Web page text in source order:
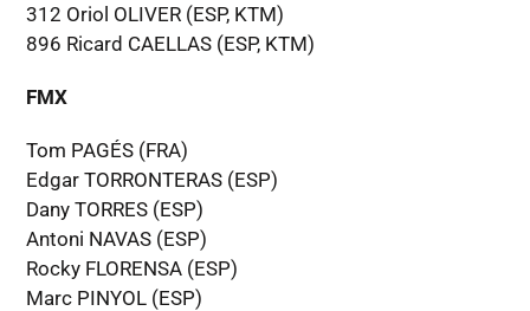
312 Oriol OLIVER (ESP, KTM)
896 Ricard CAELLAS (ESP, KTM)
FMX
Tom PAGÉS (FRA)
Edgar TORRONTERAS (ESP)
Dany TORRES (ESP)
Antoni NAVAS (ESP)
Rocky FLORENSA (ESP)
Marc PINYOL (ESP)